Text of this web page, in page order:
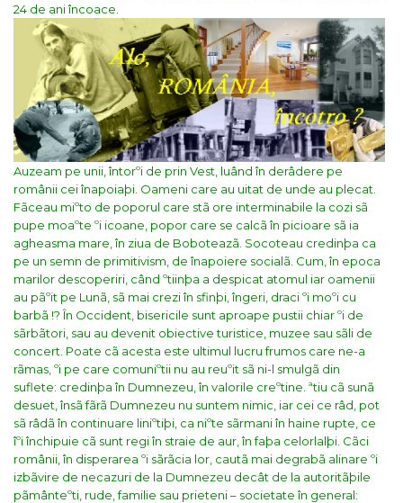
24 de ani încoace.
Auzeam pe unii, întorºi de prin Vest, luând în derâdere pe
românii cei înapoiaþi. Oameni care au uitat de unde au plecat.
Fãceau miºto de poporul care stã ore interminabile la cozi sã
pupe moaºte ºi icoane, popor care se calcã în picioare sã ia
agheasma mare, în ziua de Boboteazã. Socoteau credinþa ca
pe un semn de primitivism, de înapoiere socialã. Cum, în epoca
marilor descoperiri, când ºtiinþa a despicat atomul iar oamenii
au pãºit pe Lunã, sã mai crezi în sfinþi, îngeri, draci ºi moºi cu
barbã !? În Occident, bisericile sunt aproape pustii chiar ºi de
sãrbãtori, sau au devenit obiective turistice, muzee sau sãli de
concert. Poate cã acesta este ultimul lucru frumos care ne-a
rãmas, ºi pe care comuniºtii nu au reuºit sã ni-l smulgã din
suflete: credinþa în Dumnezeu, în valorile creºtine. ªtiu cã sunã
desuet, însã fãrã Dumnezeu nu suntem nimic, iar cei ce râd, pot
sã râdã în continuare liniºtiþi, ca niºte sãrmani în haine rupte, ce
îºi închipuie cã sunt regi în straie de aur, în faþa celorlalþi. Cãci
românii, în disperarea ºi sãrãcia lor, cautã mai degrabã alinare ºi
izbãvire de necazuri de la Dumnezeu decât de la autoritãþile
pãmânteºti, rude, familie sau prieteni – societate în general: